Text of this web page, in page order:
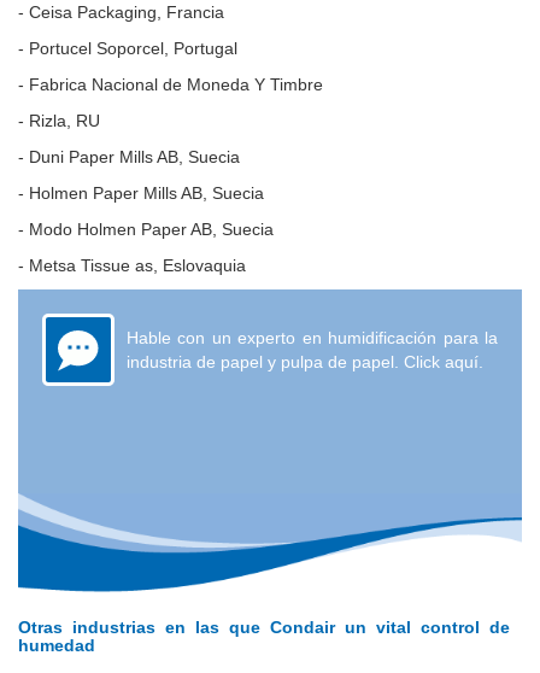
- Ceisa Packaging, Francia
- Portucel Soporcel, Portugal
- Fabrica Nacional de Moneda Y Timbre
- Rizla, RU
- Duni Paper Mills AB, Suecia
- Holmen Paper Mills AB, Suecia
- Modo Holmen Paper AB, Suecia
- Metsa Tissue as, Eslovaquia
Hable con un experto en humidificación para la
industria de papel y pulpa de papel. Click aquí.
Otras industrias en las que Condair un vital control de
humedad